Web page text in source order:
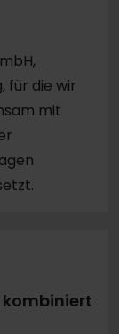
für die wir
mit